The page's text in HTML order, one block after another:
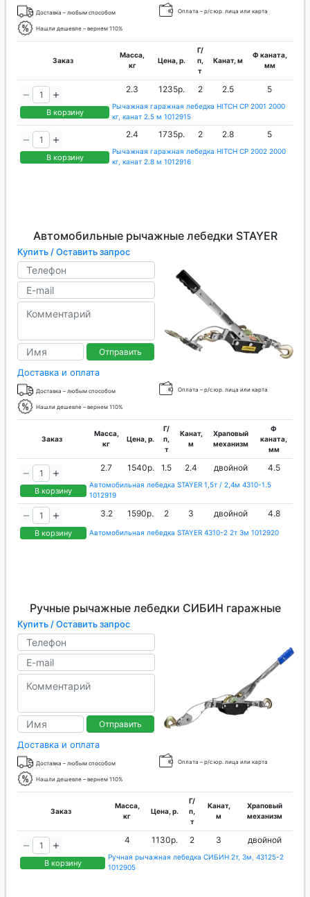
Доставка – любым способом Оплата – р/с юр. лица или карта
Нашли дешевле – вернем 110%
Заказ
Масса,
кг
Цена, р.
Г/
п,
т
Канат, м
Ф каната,
мм
В корзину
2.3 1235р. 2 2.5 5
Рычажная гаражная лебедка HITCH CP 2001 2000
кг, канат 2.5 м 1012915
В корзину
2.4 1735р. 2 2.8 5
Рычажная гаражная лебедка HITCH CP 2002 2000
кг, канат 2.8 м 1012916
Автомобильные рычажные лебедки STAYER
Купить / Оставить запрос
Отправить
Доставка и оплата
Доставка – любым способом Оплата – р/с юр. лица или карта
Нашли дешевле – вернем 110%
Заказ
Масса,
кг
Цена, р.
Г/
п,
т
Канат,
м
Храповый
механизм
Ф
каната,
мм
В корзину
2.7 1540р. 1.5 2.4 двойной 4.5
Автомобильная лебедка STAYER 1,5т / 2,4м 4310-1.5
1012919
В корзину
3.2 1590р. 2 3 двойной 4.8
Автомобильная лебедка STAYER 4310-2 2т 3м 1012920
Ручные рычажные лебедки СИБИН гаражные
Купить / Оставить запрос
Отправить
Доставка и оплата
Доставка – любым способом Оплата – р/с юр. лица или карта
Нашли дешевле – вернем 110%
Заказ
Масса,
кг
Цена, р.
Г/
п,
т
Канат,
м
Храповый
механизм
В корзину
4 1130р. 2 3 двойной
Ручная рычажная лебедка СИБИН 2т, 3м, 43125-2
1012905